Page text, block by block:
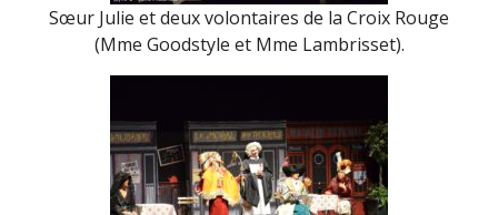
Sœur Julie et deux volontaires de la Croix Rouge
(Mme Goodstyle et Mme Lambrisset).